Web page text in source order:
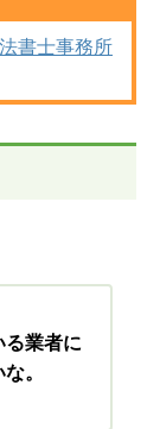
書士事務所
る業者に
。